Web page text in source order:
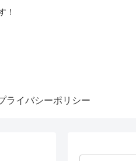
！
ライバシーポリシー